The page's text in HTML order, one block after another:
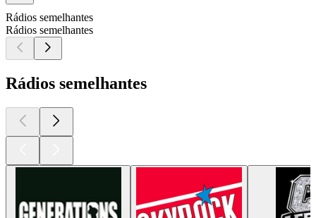
Rádios semelhantes
Rádios semelhantes
Rádios semelhantes